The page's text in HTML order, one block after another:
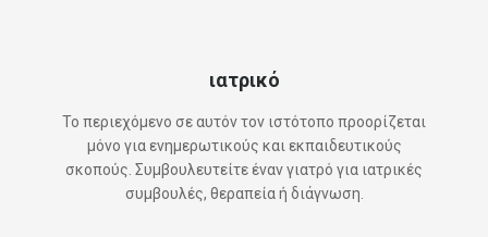
ιατρικό
Το περιεχόμενο σε αυτόν τον ιστότοπο προορίζεται
μόνο για ενημερωτικούς και εκπαιδευτικούς
σκοπούς. Συμβουλευτείτε έναν γιατρό για ιατρικές
συμβουλές, θεραπεία ή διάγνωση.